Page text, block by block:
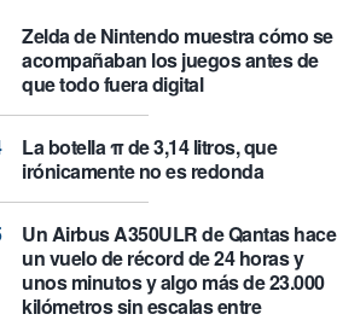
Zelda de Nintendo muestra cómo se
acompañaban los juegos antes de
que todo fuera digital
La botella π de 3,14 litros, que
irónicamente no es redonda
Un Airbus A350ULR de Qantas hace
un vuelo de récord de 24 horas y
unos minutos y algo más de 23.000
kilómetros sin escalas entre